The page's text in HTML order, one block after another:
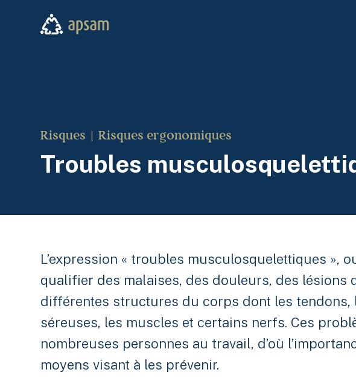
Risques Risques ergonomiques
Troubles
L’expression « troubles musculosquelettiques »,
qualifier des malaises, des douleurs, des lésions
différentes structures du corps dont les tendons,
séreuses, les muscles et certains nerfs. Ces
nombreuses personnes au travail, d’où
moyens visant à les prévenir.